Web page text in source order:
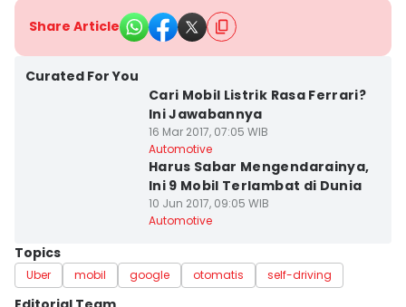
Share Article
Curated For You
Cari Mobil Listrik Rasa Ferrari?
Ini Jawabannya
16 Mar 2017, 07:05 WIB
Automotive
Harus Sabar Mengendarainya,
Ini 9 Mobil Terlambat di Dunia
10 Jun 2017, 09:05 WIB
Automotive
Topics
Uber mobil google otomatis self-driving